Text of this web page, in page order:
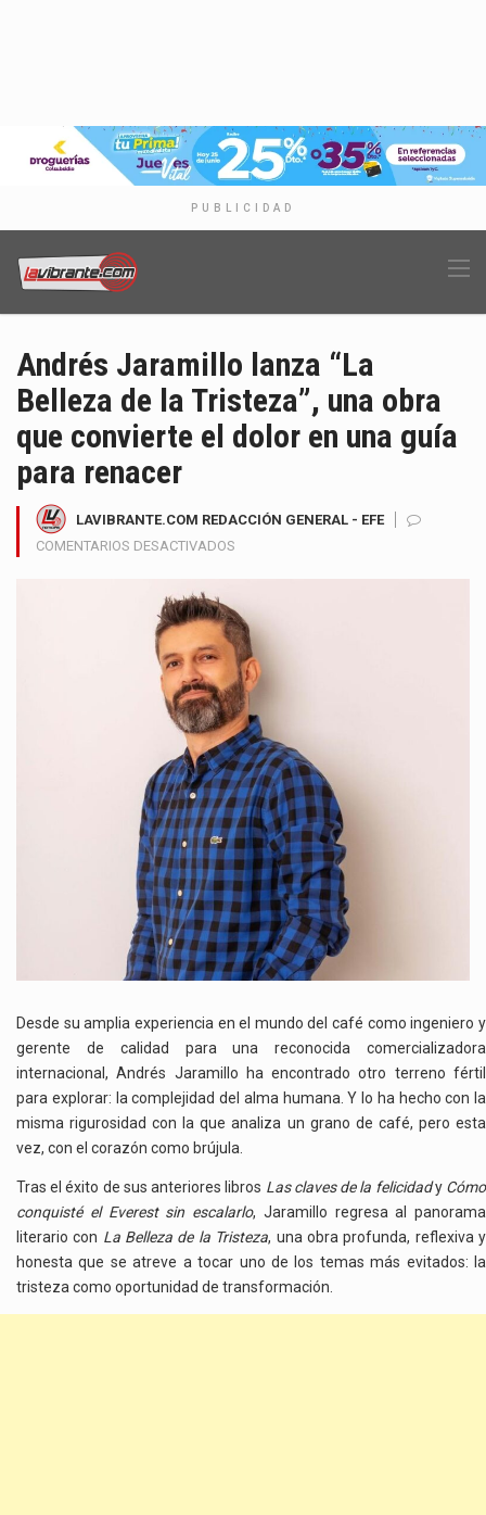
PUBLICIDAD
Andrés Jaramillo lanza “La
Belleza de la Tristeza”, una obra
que convierte el dolor en una guía
para renacer
LAVIBRANTE.COM REDACCIÓN GENERAL - EFE
COMENTARIOS DESACTIVADOS
LANZA
“LA
BELLEZA
DE
LA
TRISTEZA”,
UNA
OBRA
QUE
CONVIERTE
EL
DOLOR
EN
UNA
GUÍA
PARA
RENACER
Desde su amplia experiencia en el mundo del café como ingeniero y
gerente de calidad para una reconocida comercializadora
internacional, Andrés Jaramillo ha encontrado otro terreno fértil
para explorar: la complejidad del alma humana. Y lo ha hecho con la
misma rigurosidad con la que analiza un grano de café, pero esta
vez, con el corazón como brújula.
Tras el éxito de sus anteriores libros Las claves de la felicidady Cómo
conquisté el Everest sin escalarlo, Jaramillo regresa al panorama
literario con La Belleza de la Tristeza, una obra profunda, reflexiva y
honesta que se atreve a tocar uno de los temas más evitados: la
tristeza como oportunidad de transformación.